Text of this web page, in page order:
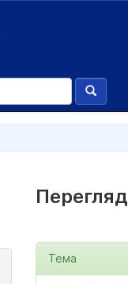
Перегляд
Тема